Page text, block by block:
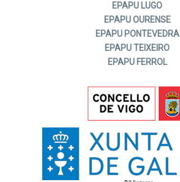
EPAPU LUGO
EPAPU OURENSE
EPAPU PONTEVEDRA
EPAPU TEIXEIRO
EPAPU FERROL